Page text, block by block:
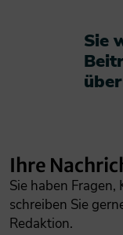
Sie
Ihre
Sie haben
schreiben Sie
Redaktion.